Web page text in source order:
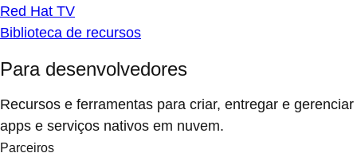
Red Hat TV
Biblioteca de recursos
Para desenvolvedores
Recursos e ferramentas para criar, entregar e gerenciar
apps e serviços nativos em nuvem.
Parceiros